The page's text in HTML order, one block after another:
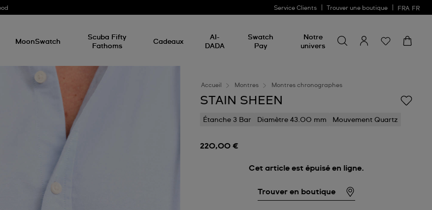
Service Clients Trouver une boutique FRA FR
MoonSwatch
Scuba Fifty
Fathoms
Cadeaux
AI-
DADA
Swatch
Pay
Notre
univers
un
produit
Accueil Montres Montres chronographes
STAIN SHEEN
Étanche 3 Bar Diamètre 43.00 mm Mouvement Quartz
220,00 €
Cet article est épuisé en ligne.
Trouver en boutique